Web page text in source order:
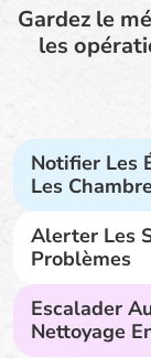
Gardez le
les
Notifier Les
Les
Alerter Les
Problèmes
Escalader
Nettoyage